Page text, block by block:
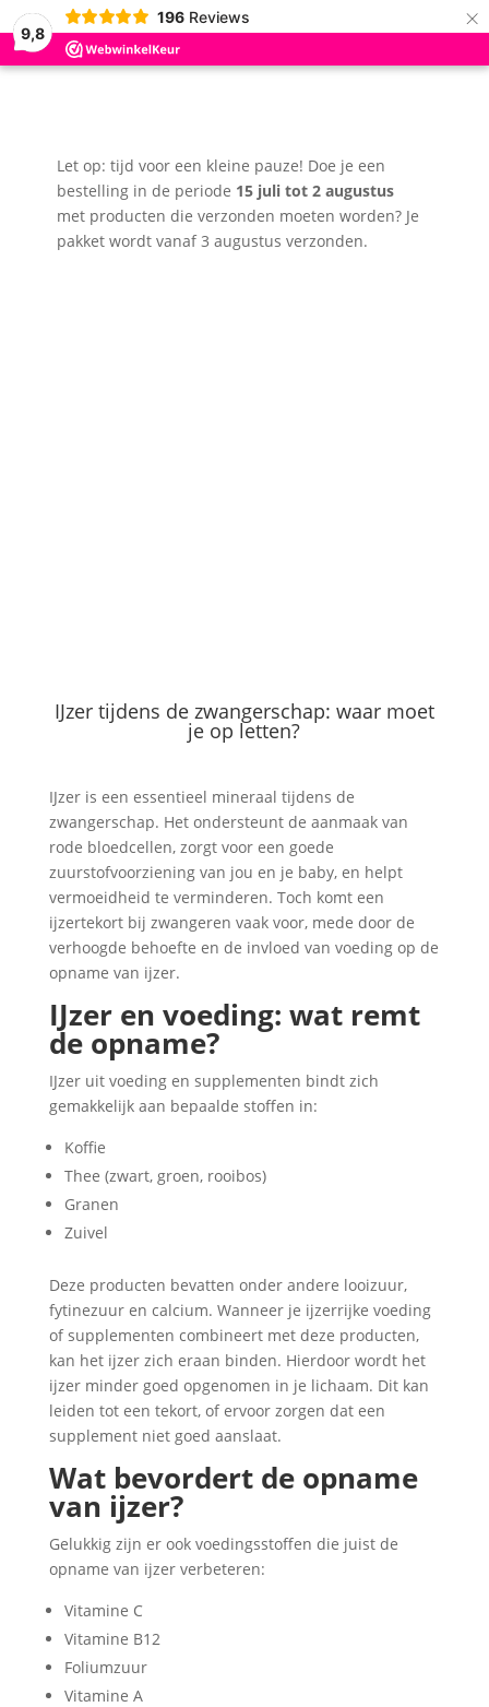
9,8
196 Reviews ×
Let op: tijd voor een kleine pauze! Doe je een
bestelling in de periode 15 juli tot 2 augustus
met producten die verzonden moeten worden? Je
pakket wordt vanaf 3 augustus verzonden.
IJzer tijdens de zwangerschap: waar moet
je op letten?
IJzer is een essentieel mineraal tijdens de
zwangerschap. Het ondersteunt de aanmaak van
rode bloedcellen, zorgt voor een goede
zuurstofvoorziening van jou en je baby, en helpt
vermoeidheid te verminderen. Toch komt een
ijzertekort bij zwangeren vaak voor, mede door de
verhoogde behoefte en de invloed van voeding op de
opname van ijzer.
IJzer en voeding: wat remt
de opname?
IJzer uit voeding en supplementen bindt zich
gemakkelijk aan bepaalde stoffen in:
Koffie
Thee (zwart, groen, rooibos)
Granen
Zuivel
Deze producten bevatten onder andere looizuur,
fytinezuur en calcium. Wanneer je ijzerrijke voeding
of supplementen combineert met deze producten,
kan het ijzer zich eraan binden. Hierdoor wordt het
ijzer minder goed opgenomen in je lichaam. Dit kan
leiden tot een tekort, of ervoor zorgen dat een
supplement niet goed aanslaat.
Wat bevordert de opname
van ijzer?
Gelukkig zijn er ook voedingsstoffen die juist de
opname van ijzer verbeteren:
Vitamine C
Vitamine B12
Foliumzuur
Vitamine A